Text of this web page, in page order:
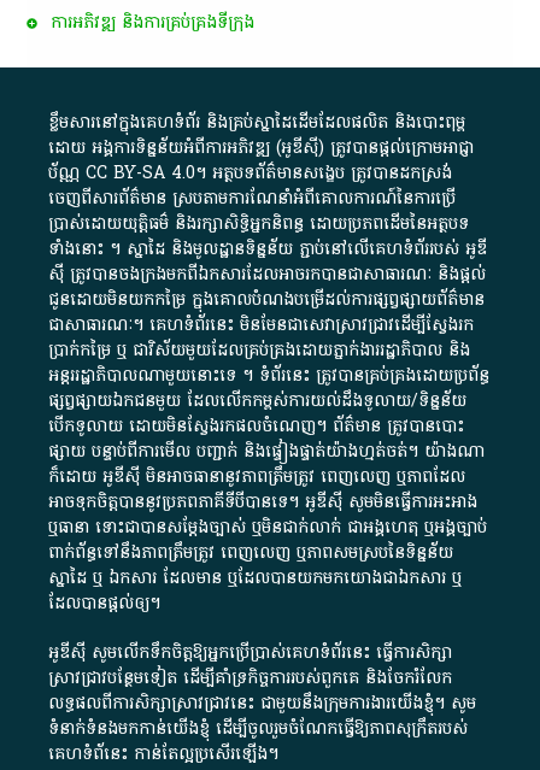
ការអភិវឌ្ឍ និងការគ្រប់គ្រងទីក្រុង
ខ្លឹមសារ​នៅ​ក្នុង​គេហទំព័រ និង​គ្រប់​ស្នា​ដៃ​ដើម​ដែល​ផលិត​ និង​បោះពុម្ព​
ដោយ​ អង្គការ​ទិន្នន័យ​អំពី​ការអភិវឌ្ឍ​​ (អូ​ឌី​ស៊ី)​ ត្រូវ​បាន​ផ្តល់​ក្រោម​អាជ្ញា
ប័ណ្ណ​CC BY-SA 4.0។​ អត្ថបទ​ព័ត៌មាន​សង្ខេប​ ត្រូវ​បាន​ដកស្រង់​
ចេញពី​សារព័ត៌មាន ស្របតាមការ​ណែនាំ​អំពី​គោលការណ៍​នៃ​ការ​ប្រើ
ប្រាស់​ដោយ​យុត្តិធម៌​ និង​រក្សាសិទ្ធិអ្នកនិពន្ធ ដោយ​ប្រភពដើម​នៃ​​អត្ថបទ
ទាំង​នោះ​ ។​ ស្នាដៃ​ និង​មូលដ្ឋាន​ទិន្នន័យ ​ភ្ជាប់​នៅ​លើ​គេហទំព័រ​របស់​ អូ​ឌី​
ស៊ី​ ត្រូវ​បាន​ចងក្រង​មក​ពី​ឯកសារ​ដែល​អាច​រក​បានជា​សាធារណៈ​ និង​ផ្តល់​
ជូន​ដោយ​មិន​យក​កម្រៃ​ ក្នុង​គោលបំណង​បម្រើ​ដល់ការ​ផ្សព្វផ្សាយ​ព័ត៌មាន​
ជា​សាធារណៈ​។​ គេហទំព័រ​នេះ​ មិនមែន​ជា​សេវា​ស្រាវជ្រាវ​ដើម្បី​ស្វែងរក
ប្រាក់​កម្រៃ​ ឬ​ ជា​វិស័យ​មួយ​ដែល​គ្រប់គ្រង​ដោយ​ភ្នាក់ងារ​រដ្ឋាភិបាល​ និង ​
អន្តររដ្ឋាភិបាល​ណាមួយ​នោះ​ទេ ​។​ ទំព័រ​នេះ​ ត្រូវ​បាន​គ្រប់គ្រង​ដោយ​ប្រព័ន្ធ​
ផ្សព្វផ្សាយ​ឯកជន​មួយ​ ដែល​លើកកម្ពស់​ការ​យល់​ដឹង​ទូលាយ​/​ទិន្នន័យ​
បើក​ទូលាយ​ ដោយ​មិនស្វែង​រក​ផល​ចំណេញ​។​ ព័ត៌មាន​ ត្រូវ​បាន​បោះ
ផ្សាយ​ បន្ទាប់​ពី​ការ​មើល​ បញ្ជាក់​ និង​ផ្ទៀងផ្ទាត់​យ៉ាង​ហ្មត់ចត់​។​ យ៉ាងណា​
ក៏​ដោយ​ អូ​ឌី​ស៊ី​ មិន​អាច​ធានា​នូវ​ភាព​ត្រឹមត្រូវ​ ពេញលេញ​ ឬ​ភាព​ដែល​
អាច​ទុកចិត្ត​បាននូវ​ប្រភព​ភាគី​ទី​បី​បាន​ទេ​។​ អូ​ឌី​ស៊ី​ សូម​មិន​ធ្វើការ​អះអាង​
ឬ​ធានា​ ទោះជា​បាន​សម្តែង​ច្បាស់​ ឬ​មិន​ជាក់លាក់​ ជា​អង្គហេតុ​ ឬ​អង្គច្បាប់​
ពាក់ព័ន្ធ​ទៅ​នឹង​ភាព​ត្រឹមត្រូវ​ ពេញលេញ​ ឬ​ភាព​សម​ស្រប​នៃ​ទិន្នន័យ​
ស្នាដៃ​ ឬ​ ឯកសារ​ ដែល​មាន​ ឬ​ដែល​បាន​យក​មក​យោង​ជា​ឯកសារ​ ឬ​
ដែល​បាន​ផ្តល់​ឲ្យ​។
អូឌីស៊ី សូមលើកទឹកចិត្តឱ្យអ្នកប្រើប្រាស់គេហទំព័រនេះ ធ្វើការសិក្សា
ស្រាវជ្រាវបន្ថែមទៀត ដើម្បីគាំទ្រកិច្ចការ​របស់ពួកគេ និងចែករំលែក
លទ្ធផលពីការសិក្សាស្រាវជ្រាវនេះ ជាមួយនឹងក្រុមការងារយើងខ្ញុំ។ សូម
ទំនាក់ទំនងមកកាន់យើងខ្ញុំ ដើម្បីចូលរួមចំណែកធ្វើឱ្យភាពសុក្រឹតរបស់
គេហទំព័នេះ កាន់តែល្អប្រសើរឡើង។